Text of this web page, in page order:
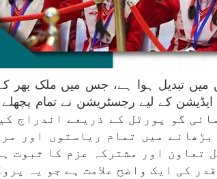
تبدیل ہوا ہے، جس میں ملک بھر
گو پورٹل کے ذریعے اندراج
میں تمام ریاستوں اور
تعاون اور مشترکہ عزم کا ثبوت
کی ایک واضح علامت ہے جو یہ